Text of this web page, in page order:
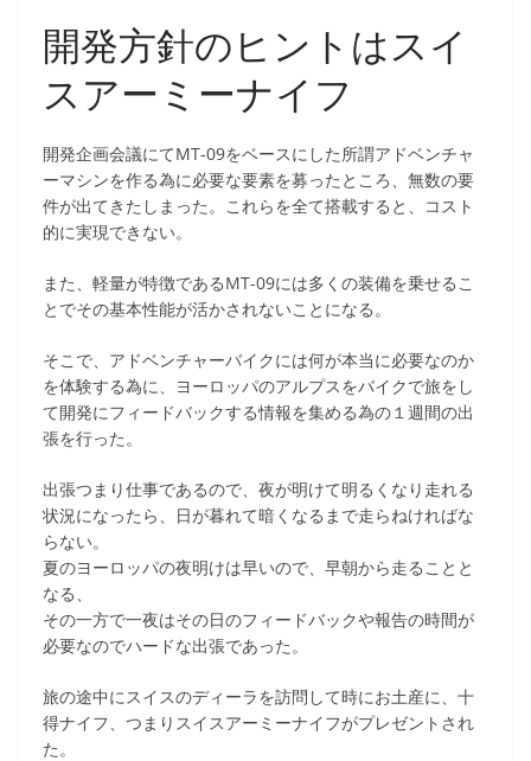
開発方針のヒントはスイ
スアーミーナイフ
開発企画会議にてMT-09をベースにした所謂アドベンチャ
ーマシンを作る為に必要な要素を募ったところ、無数の要
件が出てきたしまった。これらを全て搭載すると、コスト
的に実現できない。
また、軽量が特徴であるMT-09には多くの装備を乗せるこ
とでその基本性能が活かされないことになる。
そこで、アドベンチャーバイクには何が本当に必要なのか
を体験する為に、ヨーロッパのアルプスをバイクで旅をし
て開発にフィードバックする情報を集める為の１週間の出
張を行った。
出張つまり仕事であるので、夜が明けて明るくなり走れる
状況になったら、日が暮れて暗くなるまで走らねければな
らない。
夏のヨーロッパの夜明けは早いので、早朝から走ることと
なる、
その一方で一夜はその日のフィードバックや報告の時間が
必要なのでハードな出張であった。
旅の途中にスイスのディーラを訪問して時にお土産に、十
得ナイフ、つまりスイスアーミーナイフがプレゼントされ
た。